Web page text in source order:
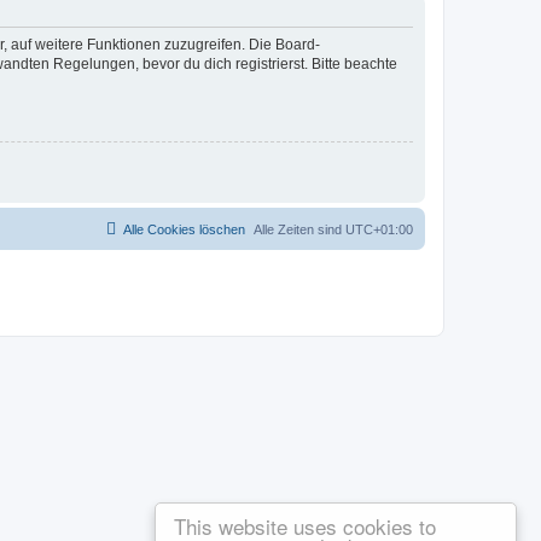
This website uses cookies to
auf weitere Funktionen zuzugreifen. Die Board-
Regelungen, bevor du dich registrierst. Bitte beachte
Alle Zeiten sind UTC+01:00
Alle Cookies löschen